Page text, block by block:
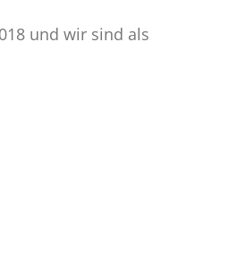
und wir sind als